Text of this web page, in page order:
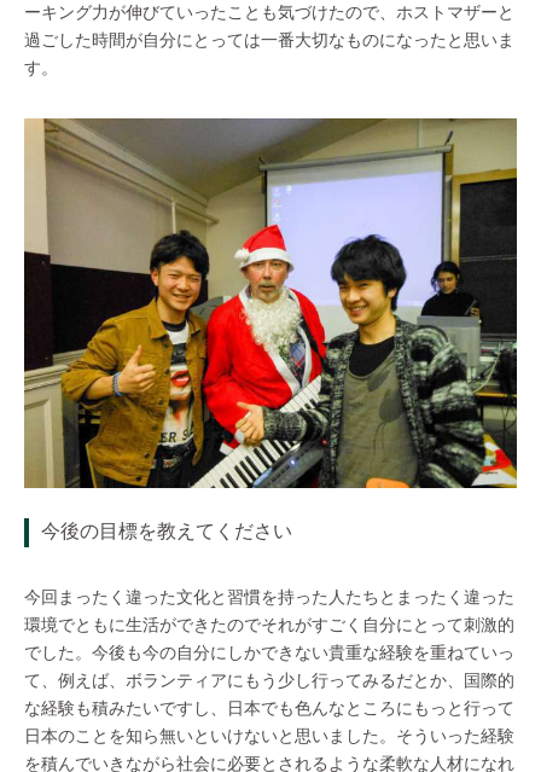
ーキング力が伸びていったことも気づけたので、ホストマザーと
過ごした時間が自分にとっては一番大切なものになったと思いま
す。
今後の目標を教えてください
今回まったく違った文化と習慣を持った人たちとまったく違った
環境でともに生活ができたのでそれがすごく自分にとって刺激的
でした。今後も今の自分にしかできない貴重な経験を重ねていっ
て、例えば、ボランティアにもう少し行ってみるだとか、国際的
な経験も積みたいですし、日本でも色んなところにもっと行って
日本のことを知ら無いといけないと思いました。そういった経験
を積んでいきながら社会に必要とされるような柔軟な人材になれ